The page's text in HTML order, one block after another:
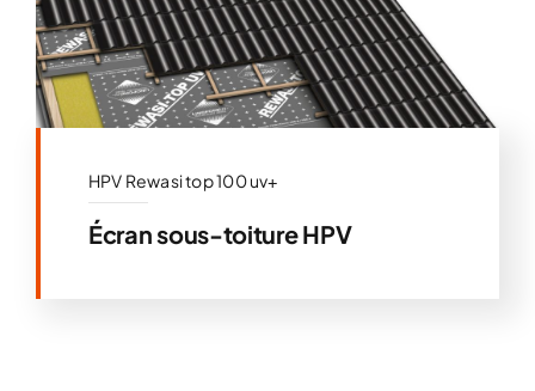
HPV Rewasi top 100 uv+
Écran sous-toiture HPV